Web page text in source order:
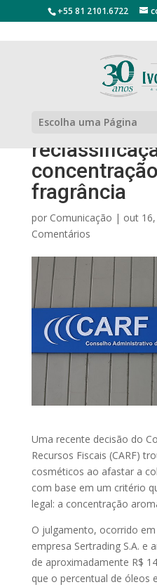
+55 81 2101.6722
Escolha uma Página
decisão do
fragrância
por Comunicação | out
Comentários
Uma recente decisão do
Recursos Fiscais (CARF)
cosméticos ao afastar a
com base em um critério
legal: a concentração
O julgamento, ocorrido
empresa Sertrading S.A. e
de aproximadamente R$
que o percentual de óleos